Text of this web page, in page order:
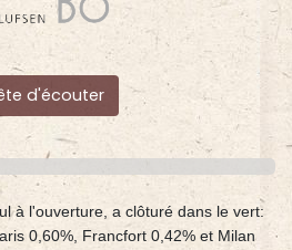
d'écouter
à l'ouverture, a clôturé dans le vert:
0,60%, Francfort 0,42% et Milan